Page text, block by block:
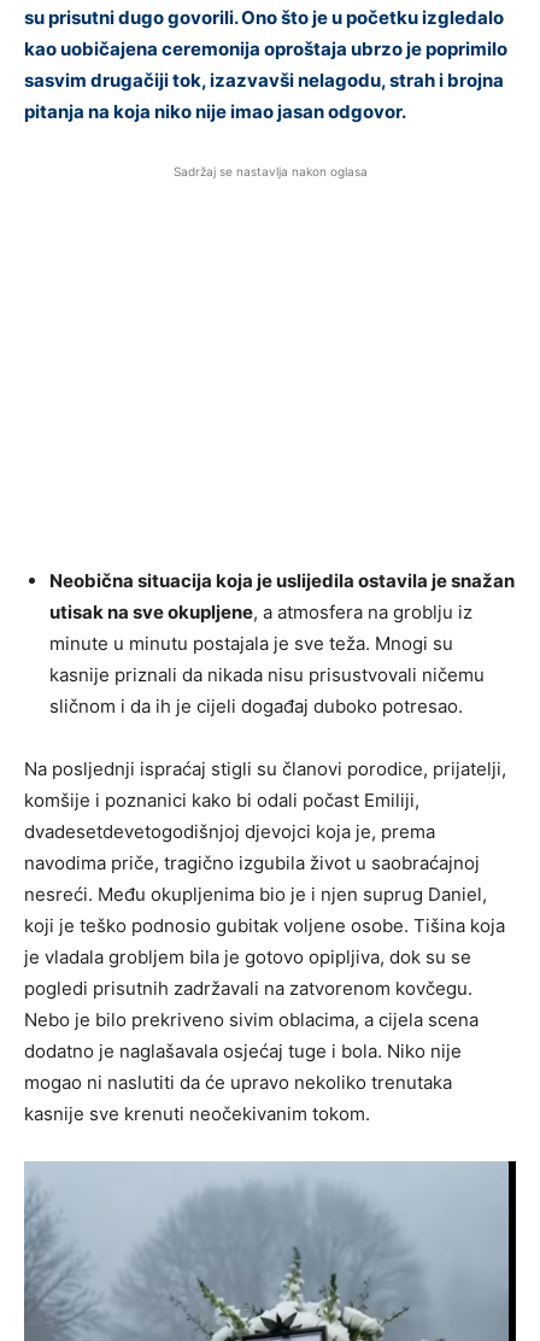
su prisutni dugo govorili. Ono što je u početku izgledalo
kao uobičajena ceremonija oproštaja ubrzo je poprimilo
sasvim drugačiji tok, izazvavši nelagodu, strah i brojna
pitanja na koja niko nije imao jasan odgovor.
Sadržaj se nastavlja nakon oglasa
Neobična situacija koja je uslijedila ostavila je snažan
utisak na sve okupljene, a atmosfera na groblju iz
minute u minutu postajala je sve teža. Mnogi su
kasnije priznali da nikada nisu prisustvovali ničemu
sličnom i da ih je cijeli događaj duboko potresao.
Na posljednji ispraćaj stigli su članovi porodice, prijatelji,
komšije i poznanici kako bi odali počast Emiliji,
dvadesetdevetogodišnjoj djevojci koja je, prema
navodima priče, tragično izgubila život u saobraćajnoj
nesreći. Među okupljenima bio je i njen suprug Daniel,
koji je teško podnosio gubitak voljene osobe. Tišina koja
je vladala grobljem bila je gotovo opipljiva, dok su se
pogledi prisutnih zadržavali na zatvorenom kovčegu.
Nebo je bilo prekriveno sivim oblacima, a cijela scena
dodatno je naglašavala osjećaj tuge i bola. Niko nije
mogao ni naslutiti da će upravo nekoliko trenutaka
kasnije sve krenuti neočekivanim tokom.